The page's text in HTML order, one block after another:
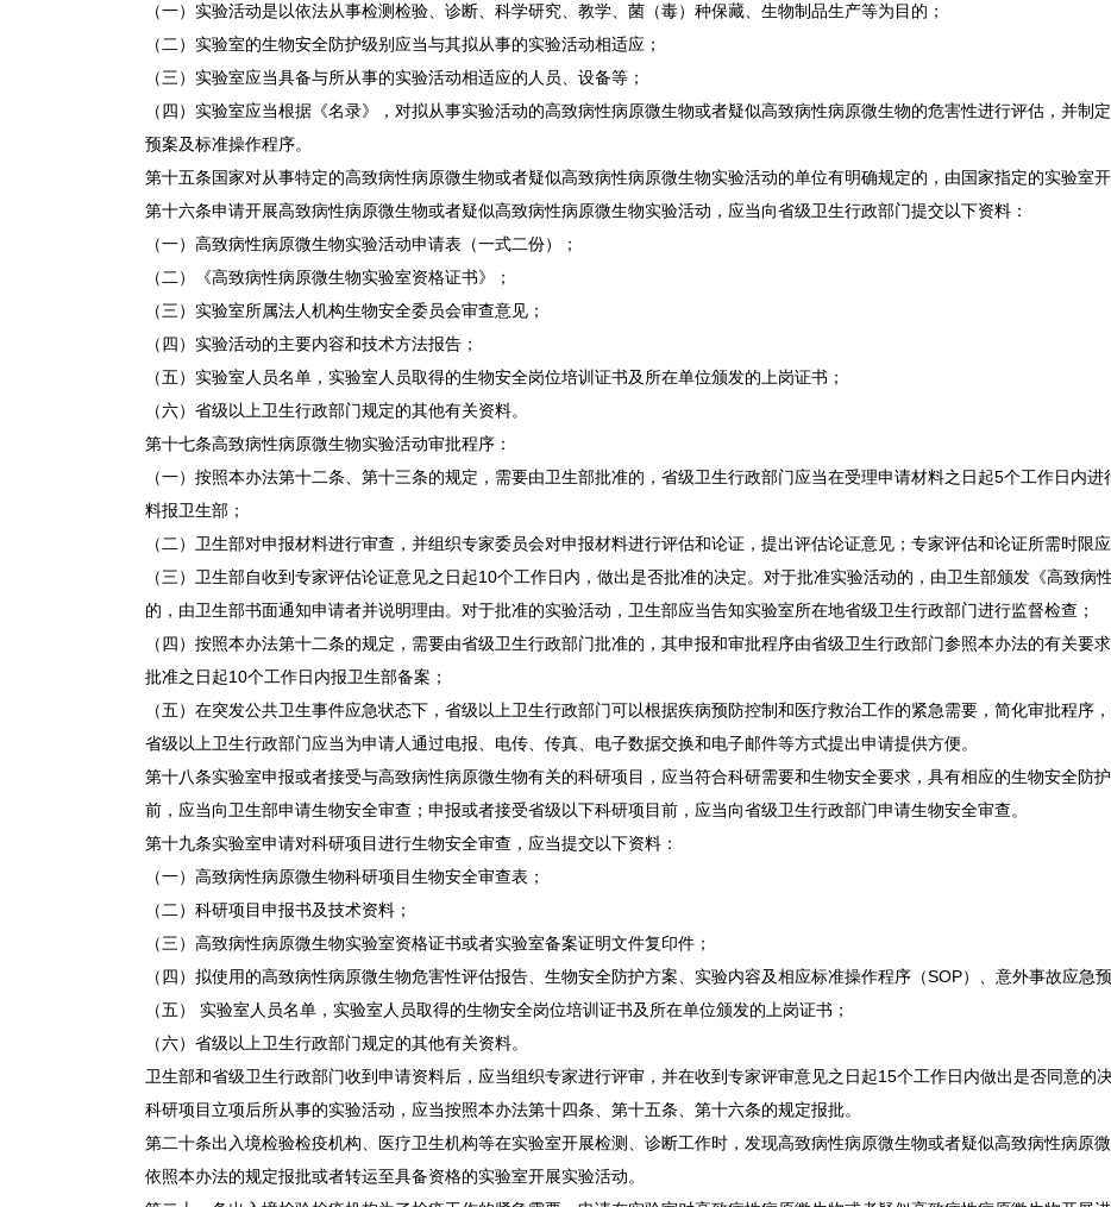
（一）实验活动是以依法从事检测检验、诊断、科学研究、教学、菌（毒）种保藏、生物制品生产等为目的；
（二）实验室的生物安全防护级别应当与其拟从事的实验活动相适应；
（三）实验室应当具备与所从事的实验活动相适应的人员、设备等；
（四）实验室应当根据《名录》，对拟从事实验活动的高致病性病原微生物或者疑似高致病性病原微生物的危害性进行评估，并制
预案及标准操作程序。
第十五条国家对从事特定的高致病性病原微生物或者疑似高致病性病原微生物实验活动的单位有明确规定的，由国家指定的实验室开
第十六条申请开展高致病性病原微生物或者疑似高致病性病原微生物实验活动，应当向省级卫生行政部门提交以下资料：
（一）高致病性病原微生物实验活动申请表（一式二份）；
（二）《高致病性病原微生物实验室资格证书》；
（三）实验室所属法人机构生物安全委员会审查意见；
（四）实验活动的主要内容和技术方法报告；
（五）实验室人员名单，实验室人员取得的生物安全岗位培训证书及所在单位颁发的上岗证书；
（六）省级以上卫生行政部门规定的其他有关资料。
第十七条高致病性病原微生物实验活动审批程序：
（一）按照本办法第十二条、第十三条的规定，需要由卫生部批准的，省级卫生行政部门应当在受理申请材料之日起5个工作日内
料报卫生部；
（二）卫生部对申报材料进行审查，并组织专家委员会对申报材料进行评估和论证，提出评估论证意见；专家评估和论证所需时限
（三）卫生部自收到专家评估论证意见之日起10个工作日内，做出是否批准的决定。对于批准实验活动的，由卫生部颁发《高致病
的，由卫生部书面通知申请者并说明理由。对于批准的实验活动，卫生部应当告知实验室所在地省级卫生行政部门进行监督检查；
（四）按照本办法第十二条的规定，需要由省级卫生行政部门批准的，其申报和审批程序由省级卫生行政部门参照本办法的有关要
批准之日起10个工作日内报卫生部备案；
（五）在突发公共卫生事件应急状态下，省级以上卫生行政部门可以根据疾病预防控制和医疗救治工作的紧急需要，简化审批程序
省级以上卫生行政部门应当为申请人通过电报、电传、传真、电子数据交换和电子邮件等方式提出申请提供方便。
第十八条实验室申报或者接受与高致病性病原微生物有关的科研项目，应当符合科研需要和生物安全要求，具有相应的生物安全防
前，应当向卫生部申请生物安全审查；申报或者接受省级以下科研项目前，应当向省级卫生行政部门申请生物安全审查。
第十九条实验室申请对科研项目进行生物安全审查，应当提交以下资料：
（一）高致病性病原微生物科研项目生物安全审查表；
（二）科研项目申报书及技术资料；
（三）高致病性病原微生物实验室资格证书或者实验室备案证明文件复印件；
（四）拟使用的高致病性病原微生物危害性评估报告、生物安全防护方案、实验内容及相应标准操作程序（SOP）、意外事故应急
（五） 实验室人员名单，实验室人员取得的生物安全岗位培训证书及所在单位颁发的上岗证书；
（六）省级以上卫生行政部门规定的其他有关资料。
卫生部和省级卫生行政部门收到申请资料后，应当组织专家进行评审，并在收到专家评审意见之日起15个工作日内做出是否同意的决
科研项目立项后所从事的实验活动，应当按照本办法第十四条、第十五条、第十六条的规定报批。
第二十条出入境检验检疫机构、医疗卫生机构等在实验室开展检测、诊断工作时，发现高致病性病原微生物或者疑似高致病性病原
依照本办法的规定报批或者转运至具备资格的实验室开展实验活动。